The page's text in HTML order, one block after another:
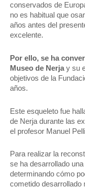
conservados de
no es habitual que
años antes del
excelente.
Por ello, se ha
Museo de Nerja y su
objetivos de la
años.
Este esqueleto fue
de Nerja durante las
el profesor Manuel
Para realizar la
se ha desarrollado
determinando cómo
cometido desarrollado